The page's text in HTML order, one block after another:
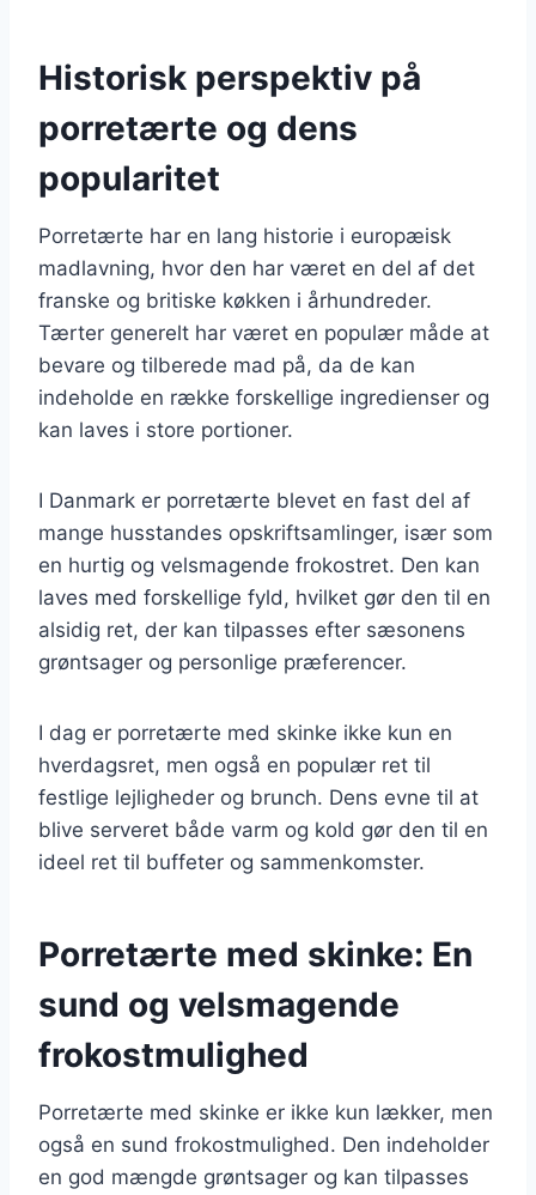
Historisk perspektiv på
porretærte og dens
popularitet
Porretærte har en lang historie i europæisk
madlavning, hvor den har været en del af det
franske og britiske køkken i århundreder.
Tærter generelt har været en populær måde at
bevare og tilberede mad på, da de kan
indeholde en række forskellige ingredienser og
kan laves i store portioner.
I Danmark er porretærte blevet en fast del af
mange husstandes opskriftsamlinger, især som
en hurtig og velsmagende frokostret. Den kan
laves med forskellige fyld, hvilket gør den til en
alsidig ret, der kan tilpasses efter sæsonens
grøntsager og personlige præferencer.
I dag er porretærte med skinke ikke kun en
hverdagsret, men også en populær ret til
festlige lejligheder og brunch. Dens evne til at
blive serveret både varm og kold gør den til en
ideel ret til buffeter og sammenkomster.
Porretærte med skinke: En
sund og velsmagende
frokostmulighed
Porretærte med skinke er ikke kun lækker, men
også en sund frokostmulighed. Den indeholder
en god mængde grøntsager og kan tilpasses